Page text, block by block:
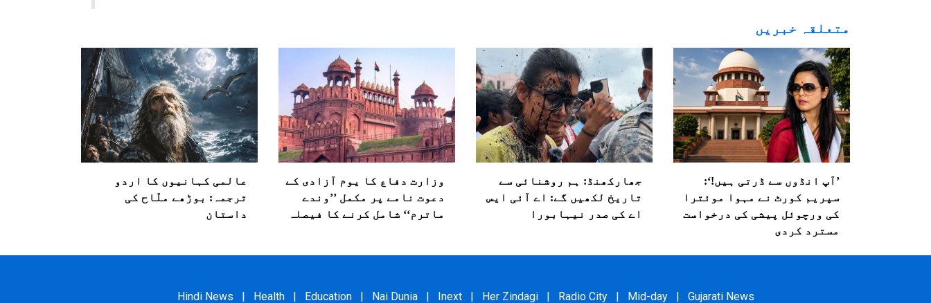
متعلقہ خبریں
’آپ انڈوں سے ڈرتی ہیں!‘:
سپریم کورٹ نے مہوا موئترا
کی ورچوئل پیشی کی درخواست
مسترد کردی
جھارکھنڈ: ہم روشنائی سے
تاریخ لکھیں گے: اے آئی ایس
اے کی صدر نیہابورا
وزارت دفاع کا یوم آزادی کے
دعوت نامے پر مکمل ’’وندے
ماترم‘‘ شامل کرنے کا فیصلہ
عالمی کہانیوں کا اردو
ترجمہ: بوڑھے ملّاح کی
داستان
Hindi News | Health | Education | Nai Dunia | Inext | Her Zindagi | Radio City | Mid-day | Gujarati News